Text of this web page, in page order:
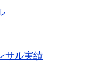
サル実績